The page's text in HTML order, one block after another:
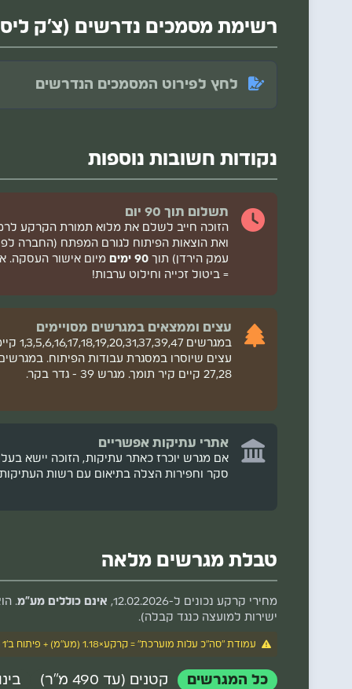
רשימת מסמכים נדרשים (צ'ק
לחץ לפירוט המסמכים הנדרשים
צילום תעודת זהות + ספח.
למילואימניקים (לוחמים/פעילים):
תצהיר חייל מילואים חתום בפני עו"ד (נספח ז'5).
אישור משרת מילואים פעיל מצה"ל (נספח
ללוחמים בלבד:אישור סיכום ימי שירות
המציע.
לחסרי דיור (לקדימות + הנחה):
לנכי צה"ל:
אישור נכות רשמי בנוסח המדויק הנדרש (נספחים ו'1-ו'6 בהתאם לסוג
תצהיר שלא קיבל בעבר מגרש עקב נכות (נספח
נקודות חשובות נוספות
תשלום תוך 90 יום
הזוכה חייב לשלם את מלוא תמורת הקרקע
ואת הוצאות הפיתוח לגורם המפתח (החברה
עמק הירדן) תוך 90 ימים
מיום אישור העסקה.
= ביטול זכייה וחילוט ערבות!
עצים וממצאים במגרשים מסויימים
במגרשים
עצים שיוסרו במסגרת עבודות הפיתוח.
27,28 קיים קיר תומך. מגרש 39 - גדר בקר.
אתרי עתיקות אפשריים
אם מגרש יוכרז כאתר עתיקות, הזוכה יישא
סקר וחפירות הצלה בתיאום עם רשות
טבלת מגרשים מלאה
מחירי קרקע נכונים ל-12.02.2026, אינם כוללים מע"מ.
ישירות למועצה כנגד קבלה).
עמודת "סה"כ עלות מוערכת" = קרקע×1.18 (מע"מ) + פיתוח ב'1 + פיתוח ב'2. אינה כוללת מס רכישה, אגרות רשות מקומית ותשתיות נוספות.
כל המגרשים קטנים (עד 490 מ"ר)